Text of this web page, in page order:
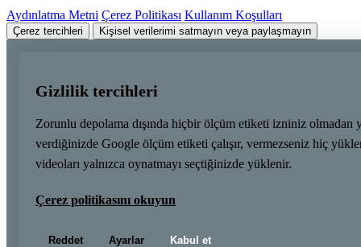
Aydınlatma Metni Çerez Politikası Kullanım Koşulları
Çerez tercihleri Kişisel verilerimi satmayın veya paylaşmayın
Gizlilik tercihleri
Zorunlu depolama dışında hiçbir ölçüm etiketi izniniz olmadan
verdiğinizde Google ölçüm etiketi çalışır, vermezseniz hiç
videoları yalnızca oynatmayı seçtiğinizde yüklenir.
Çerez politikasını okuyun
Reddet Ayarlar Kabul et